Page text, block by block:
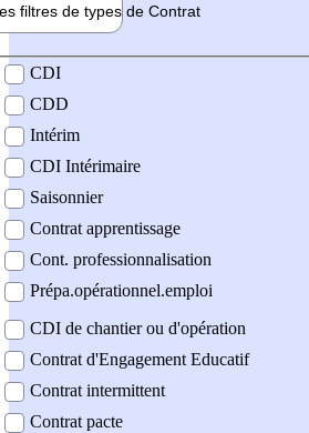
filtres de types de Contrat
contrat
CDI
CDD
Intérim
CDI Intérimaire
Saisonnier
Contrat apprentissage
Cont. professionnalisation
Prépa.opérationnel.emploi
CDI de chantier ou d'opération
Contrat d'Engagement Educatif
Contrat intermittent
Contrat pacte